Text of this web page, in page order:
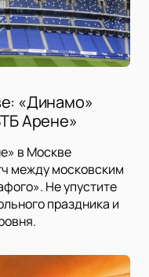
«Динамо»
Арене»
в Москве
между московским
Не упустите
праздника и